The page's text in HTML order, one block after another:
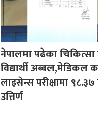
नेपालमा पढेका चिकित्सा
विद्यार्थी अब्बल,मेडिकल
लाइसेन्स परीक्षामा
उत्तिर्ण